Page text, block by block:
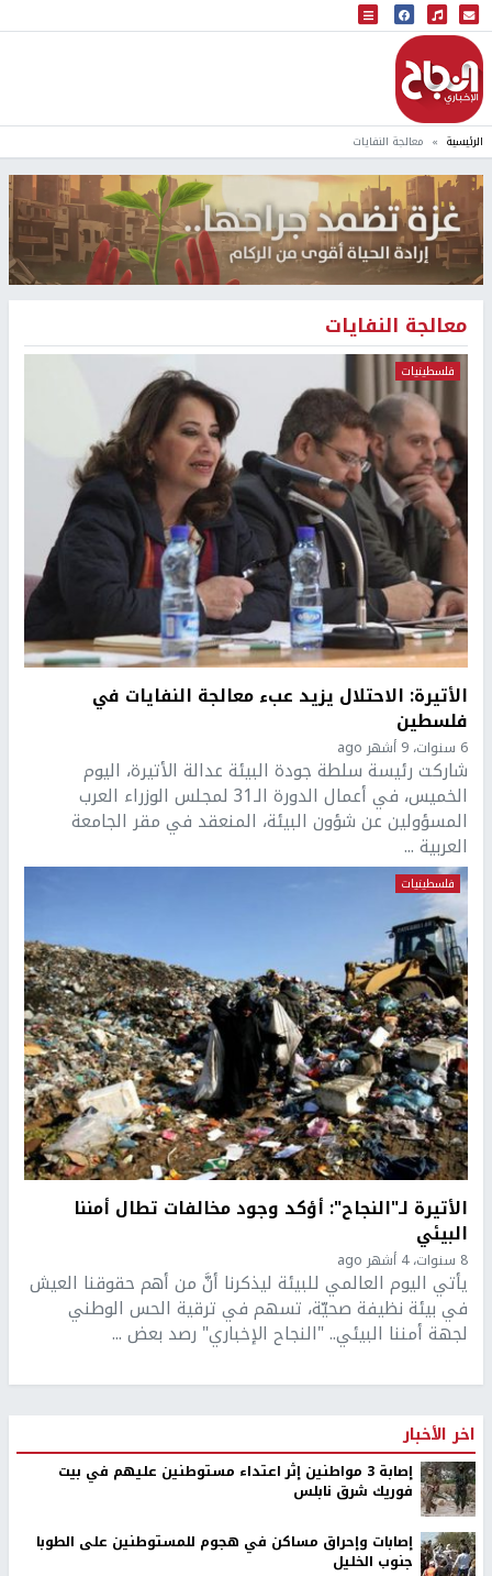
البث المباشر
إذاعة النجاح
الرئيسية معالجة النفايات
معالجة النفايات
فلسطينيات
الأتيرة: الاحتلال يزيد عبء معالجة النفايات في
فلسطين
6 سنوات، 9 أشهر ago
شاركت رئيسة سلطة جودة البيئة عدالة الأتيرة، اليوم
الخميس، في أعمال الدورة الـ31 لمجلس الوزراء العرب
المسؤولين عن شؤون البيئة، المنعقد في مقر الجامعة
العربية ...
فلسطينيات
الأتيرة لـ"النجاح": أؤكد وجود مخالفات تطال أمننا
البيئي
8 سنوات، 4 أشهر ago
يأتي اليوم العالمي للبيئة ليذكرنا أنَّ من أهم حقوقنا العيش
في بيئة نظيفة صحيّة، تسهم في ترقية الحس الوطني
لجهة أمننا البيئي.. "النجاح الإخباري" رصد بعض ...
اخر الأخبار
إصابة 3 مواطنين إثر اعتداء مستوطنين عليهم في بيت
فوريك شرق نابلس
إصابات وإحراق مساكن في هجوم للمستوطنين على الطوبا
جنوب الخليل